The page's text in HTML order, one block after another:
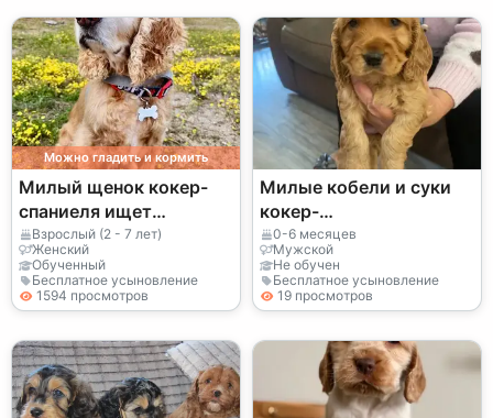
Можно гладить и кормить
Милый щенок кокер-
спаниеля ищет
любящий дом
Взрослый (2 - 7 лет)
Женский
Обученный
Бесплатное усыновление
1594 просмотров
Милые кобели и суки
кокер-
спаниеля..Напишите в
WhatsApp ..Контакт...
+34 631 98 70 80
0-6 месяцев
Мужской
Не обучен
Бесплатное усыновление
19 просмотров